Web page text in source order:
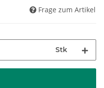
Frage zum Artikel
Stk